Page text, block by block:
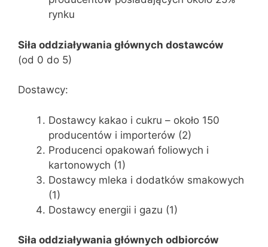
rynku
Siła oddziaływania głównych dostawców
(od 0 do 5)
Dostawcy:
Dostawcy kakao i cukru – około 150
producentów i importerów (2)
Producenci opakowań foliowych i
kartonowych (1)
Dostawcy mleka i dodatków smakowych
(1)
Dostawcy energii i gazu (1)
Siła oddziaływania głównych odbiorców